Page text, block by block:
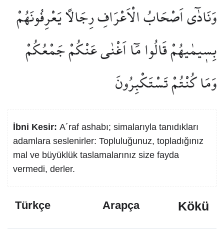
وَنَادٰٓى اَصْحَابُ الْاَعْرَافِ رِجَالًا يَعْرِفُونَهُمْ
بِس۪يمٰيهُمْ قَالُوا مَٓا اَغْنٰى عَنْكُمْ جَمْعُكُمْ
وَمَا كُنْتُمْ تَسْتَكْبِرُونَ
İbni Kesir: A´raf ashabı; simalarıyla tanıdıkları
adamlara seslenirler: Topluluğunuz, topladığınız
mal ve büyüklük taslamalarınız size fayda
vermedi, derler.
Türkçe Arapça Kökü